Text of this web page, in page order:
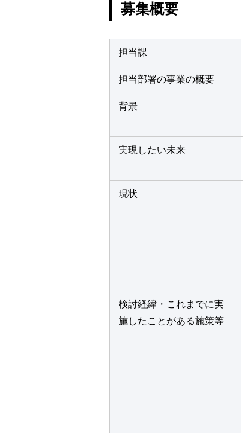
募集概要
担当課
担当部署の事業の概要
背景
実現したい未来
現状
検討経緯・これまでに実
施したことがある施策等